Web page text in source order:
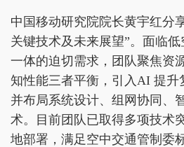
中国移动研究院院长黄宇红分
关键技术及未来展望”。面临
一体的迫切需求，团队聚焦资
知性能三者平衡，引入AI 提升
并布局系统设计、组网协同、
术。目前团队已取得多项技术
地部署，满足空中交通管制委